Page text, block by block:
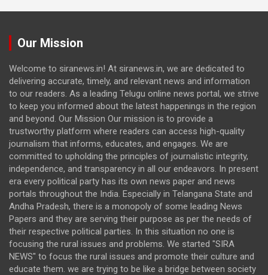
Our Mission
Welcome to siranews.in! At siranews.in, we are dedicated to
delivering accurate, timely, and relevant news and information
to our readers. As a leading Telugu online news portal, we strive
to keep you informed about the latest happenings in the region
and beyond. Our Mission Our mission is to provide a
trustworthy platform where readers can access high-quality
journalism that informs, educates, and engages. We are
committed to upholding the principles of journalistic integrity,
independence, and transparency in all our endeavors. In present
era every political party has its own news paper and news
portals throughout the India. Especially in Telangana State and
Andha Pradesh, there is a monopoly of some leading News
Papers and they are serving their purpose as per the needs of
their respective political parties. In this situation no one is
focusing the rural issues and problems. We started "SIRA
NEWS" to focus the rural issues and promote their culture and
educate them. we are trying to be like a bridge between society